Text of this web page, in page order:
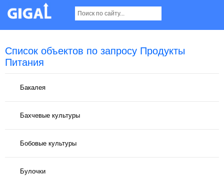
Список объектов по запросу Продукты
Питания
Бакалея
Бахчевые культуры
Бобовые культуры
Булочки